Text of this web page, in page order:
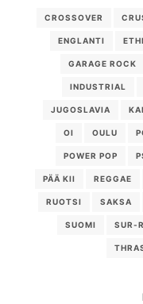
CROSSOVER
ENGLANTI
GARAGE ROCK
INDUSTRIAL
JUGOSLAVIA
OI OULU
POWER POP
PÄÄ KII REGGAE
RUOTSI SAKSA
SUOMI SUR-